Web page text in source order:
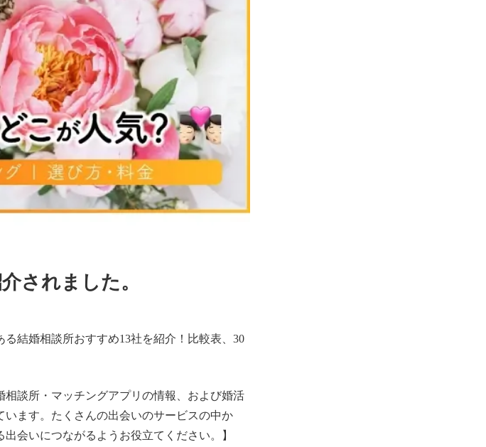
されました。
る結婚相談所おすすめ13社を紹介！比較表、30
相談所・マッチングアプリの情報、および婚活
ます。たくさんの出会いのサービスの中か
会いにつながるようお役立てください。】